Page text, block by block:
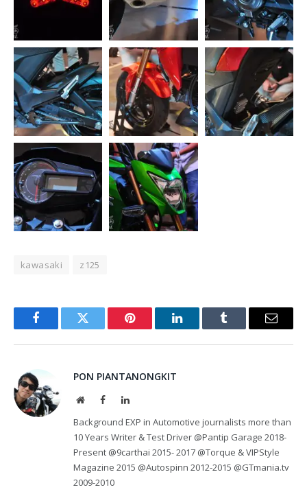
kawasaki z125
FacebookTwitter Pinterest LinkedInTumblr Email
PON PIANTANONGKIT
WebsiteFacebookLinkedIn
Background EXP in Automotive journalists more than
10 Years Writer & Test Driver @Pantip Garage 2018-
Present @9carthai 2015- 2017 @Torque & VIPStyle
Magazine 2015 @Autospinn 2012-2015 @GTmania.tv
2009-2010